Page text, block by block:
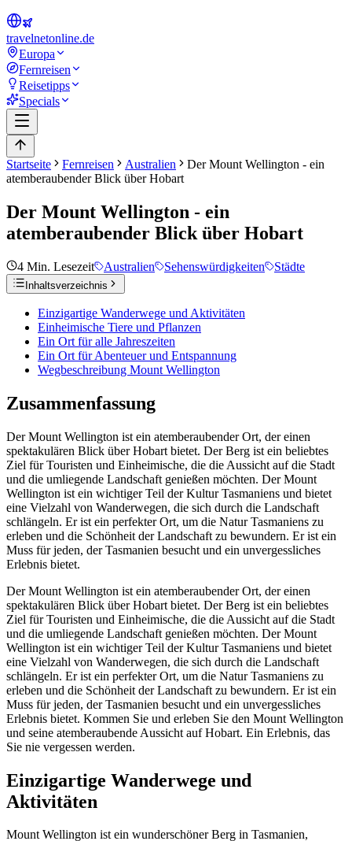
travelnetonline.de
Europa
Fernreisen
Reisetipps
Specials
Startseite Fernreisen Australien
Der Mount Wellington - ein
atemberaubender Blick über Hobart
Der Mount Wellington - ein
atemberaubender Blick über Hobart
4 Min. Lesezeit Australien Sehenswürdigkeiten Städte
Inhaltsverzeichnis
Einzigartige Wanderwege und Aktivitäten
Einheimische Tiere und Pflanzen
Ein Ort für alle Jahreszeiten
Ein Ort für Abenteuer und Entspannung
Wegbeschreibung Mount Wellington
Zusammenfassung
Der Mount Wellington ist ein atemberaubender Ort, der einen
spektakulären Blick über Hobart bietet. Der Berg ist ein beliebtes
Ziel für Touristen und Einheimische, die die Aussicht auf die Stadt
und die umliegende Landschaft genießen möchten. Der Mount
Wellington ist ein wichtiger Teil der Kultur Tasmaniens und bietet
eine Vielzahl von Wanderwegen, die sich durch die Landschaft
schlängeln. Er ist ein perfekter Ort, um die Natur Tasmaniens zu
erleben und die Schönheit der Landschaft zu bewundern. Er ist ein
Muss für jeden, der Tasmanien besucht und ein unvergessliches
Erlebnis bietet.
Der Mount Wellington ist ein atemberaubender Ort, der einen
spektakulären Blick über Hobart bietet. Der Berg ist ein beliebtes
Ziel für Touristen und Einheimische, die die Aussicht auf die Stadt
und die umliegende Landschaft genießen möchten. Der Mount
Wellington ist ein wichtiger Teil der Kultur Tasmaniens und bietet
eine Vielzahl von Wanderwegen, die sich durch die Landschaft
schlängeln. Er ist ein perfekter Ort, um die Natur Tasmaniens zu
erleben und die Schönheit der Landschaft zu bewundern. Er ist ein
Muss für jeden, der Tasmanien besucht und ein unvergessliches
Erlebnis bietet. Kommen Sie und erleben Sie den Mount Wellington
und seine atemberaubende Aussicht auf Hobart. Ein Erlebnis, das
Sie nie vergessen werden.
Einzigartige Wanderwege und
Aktivitäten
Mount Wellington ist ein wunderschöner Berg in Tasmanien,